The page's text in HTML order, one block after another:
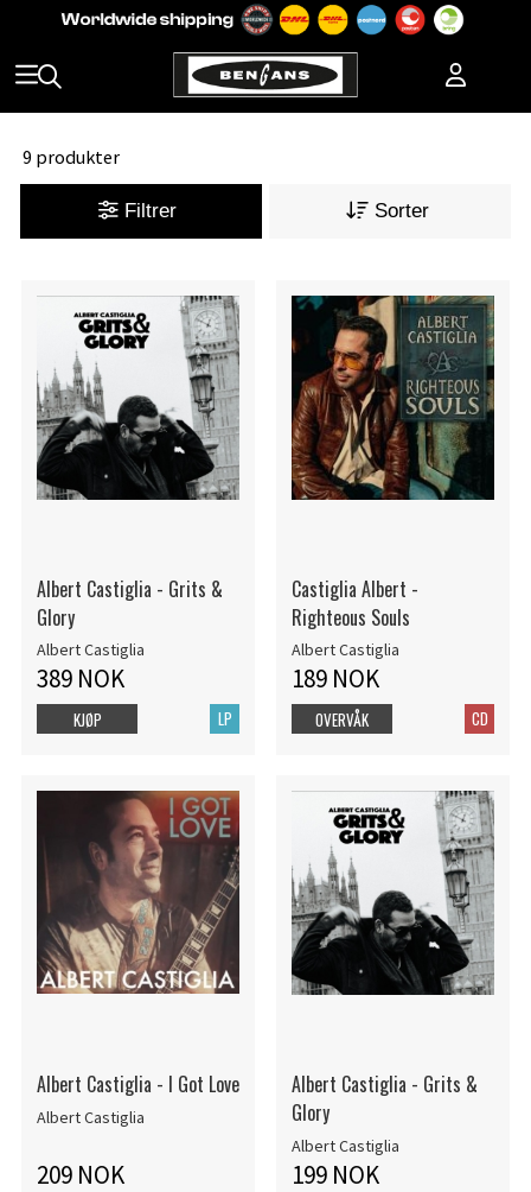
9 produkter
Filtrer Sorter
Albert Castiglia - Grits &
Glory
Albert Castiglia
389 NOK
LP
KJØP
Castiglia Albert -
Righteous Souls
Albert Castiglia
189 NOK
CD
OVERVÅK
Albert Castiglia - I Got Love
Albert Castiglia
209 NOK
Albert Castiglia - Grits &
Glory
Albert Castiglia
199 NOK